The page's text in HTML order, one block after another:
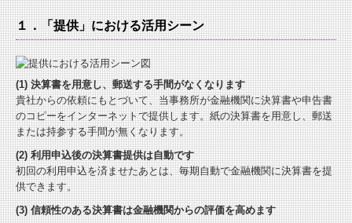
１．「提供」における活用シーン
(1) 決算書を用意し、郵送する手間がなくなります
貴社からの依頼にもとづいて、当事務所が金融機関に決算書や申告書
のコピーをインターネットで提供します。紙の決算書を用意し、郵送
または持参する手間が無くなります。
(2) 利用申込後の決算書提供は自動です
初回の利用申込を済ませたあとは、毎期自動で金融機関に決算書を提
供できます。
(3) 信頼性のある決算書は金融機関からの評価を高めます